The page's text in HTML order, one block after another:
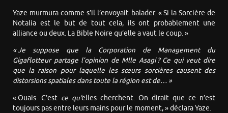
Yaze murmura comme s’il l’envoyait balader. « Si la Sorcière de
Notalia est le but de tout cela, ils ont probablement une
alliance ou deux. La Bible Noire qu’elle a vaut le coup. »
«Je suppose que la Corporation de Management du
Gigaflotteurpartage l’opinion de Mlle Asagi ? Ce qui veut dire
que la raison pour laquelle les sœurs sorcières causent des
distorsions spatiales dans toute la région est de… »
« Ouais. C’est ce qu’elles cherchent. On dirait que ce n’est
toujours pas entre leurs mains pour le moment, » déclara Yaze.